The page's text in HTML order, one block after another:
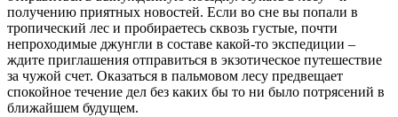
получению приятных новостей. Если во сне вы попали в
тропический лес и пробираетесь сквозь густые, почти
непроходимые джунгли в составе какой-то экспедиции –
ждите приглашения отправиться в экзотическое путешествие
за чужой счет. Оказаться в пальмовом лесу предвещает
спокойное течение дел без каких бы то ни было потрясений в
ближайшем будущем.